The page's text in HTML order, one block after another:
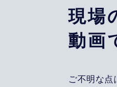
現場
動画
ご不明な点